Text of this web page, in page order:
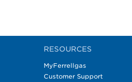
RESOURCES
MyFerrellgas
Customer Support